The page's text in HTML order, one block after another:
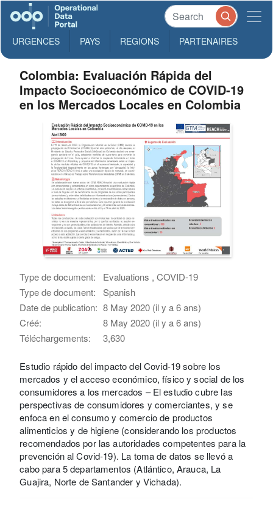
URGENCES PAYS REGIONS PARTENAIRES
Colombia: Evaluación Rápida del
Impacto Socioeconómico de COVID-19
en los Mercados Locales en Colombia
Type de document:
Evaluations , COVID-19
Type de document:
Spanish
Date de publication: 8 May 2020 (il y a 6 ans)
Créé:
8 May 2020 (il y a 6 ans)
Téléchargements:
3,630
Estudio rápido del impacto del Covid-19 sobre los
mercados y el acceso económico, físico y social de los
consumidores a los mercados – El estudio cubre las
perspectivas de consumidores y comerciantes, y se
enfoca en el consumo y comercio de productos
alimenticios y de higiene (considerando los productos
recomendados por las autoridades competentes para la
prevención al Covid-19). La toma de datos se llevó a
cabo para 5 departamentos (Atlántico, Arauca, La
Guajira, Norte de Santander y Vichada).